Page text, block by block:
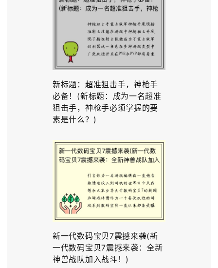
新标题：超准狙击手，神枪手
必备！(新标题：成为一名超准
狙击手，神枪手必须掌握的要
素是什么？)
新一代数码宝贝7震撼来袭(新
一代数码宝贝7震撼来袭：全新
神兽战队加入战斗！)